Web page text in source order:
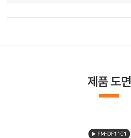
제품 도면